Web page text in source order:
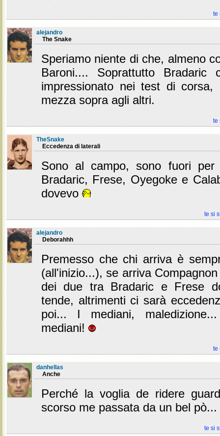
te
alejandro
The Snake
Speriamo niente di che, almeno
Baroni.... Soprattutto Bradaric
impressionato nei test di corsa,
mezza sopra agli altri.
te
TheSnake
Eccedenza di laterali
Sono al campo, sono fuori per
Bradaric, Frese, Oyegoke e
dovevo
te si
alejandro
Deborahhh
Premesso che chi arriva è
(all'inizio...), se arriva
dei due tra Bradaric e Frese
tende, altrimenti ci sarà
poi... I mediani,
mediani!
te
danhellas
Anche
Perché la voglia de ridere
scorso me passata da un bel pò...
te si